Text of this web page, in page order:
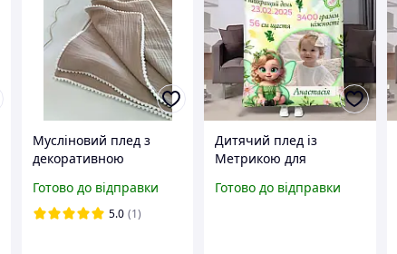
Мусліновий плед з
декоративною
100*100
Готово до відправки
5.0 (1)
Дитячий плед із
Метрикою для
Метриковий плед
Готово до відправки